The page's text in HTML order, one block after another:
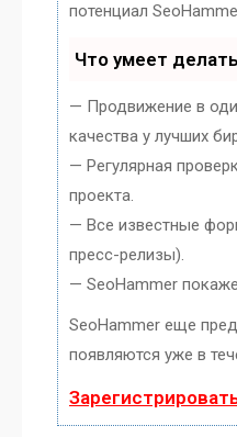
потенциал
Что умеет
— Продвижение в
качества у лучших
— Регулярная
проекта.
— Все известные
пресс-релизы).
— SeoHammer
SeoHammer еще
появляются уже в